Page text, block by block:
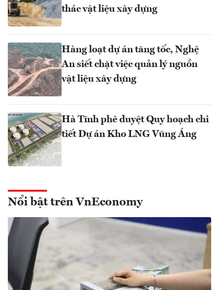
thác vật liệu xây dựng
Hàng loạt dự án tăng tốc, Nghệ
An siết chặt việc quản lý nguồn
vật liệu xây dựng
Hà Tĩnh phê duyệt Quy hoạch chi
tiết Dự án Kho LNG Vũng Áng
Nổi bật trên VnEconomy